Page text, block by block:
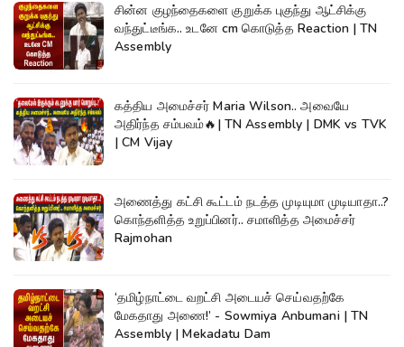
சின்ன குழந்தைகளை குறுக்க புகுந்து ஆட்சிக்கு
வந்துட்டீங்க.. உடனே cm கொடுத்த Reaction | TN
Assembly
கத்திய அமைச்சர் Maria Wilson.. அவையே
அதிர்ந்த சம்பவம்🔥| TN Assembly | DMK vs TVK
| CM Vijay
அணைத்து கட்சி கூட்டம் நடத்த முடியுமா முடியாதா..?
கொந்தளித்த உறுப்பினர்.. சமாளித்த அமைச்சர்
Rajmohan
‘தமிழ்நாட்டை வறட்சி அடையச் செய்வதற்கே
மேகதாது அணை!’ - Sowmiya Anbumani | TN
Assembly | Mekadatu Dam